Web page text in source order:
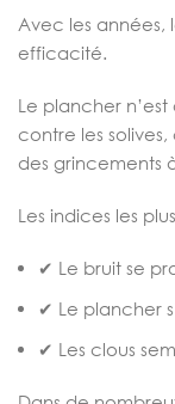
Avec les années,
efficacité.
Le plancher
contre les
des grincements
Les indices les
✔ Le bruit se
✔ Le plancher
✔ Les clous